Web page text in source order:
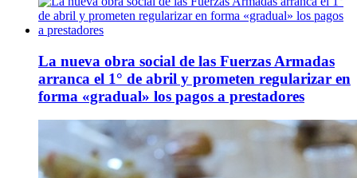
La nueva obra social de las Fuerzas Armadas
arranca el 1° de abril y prometen regularizar en
forma «gradual» los pagos a prestadores